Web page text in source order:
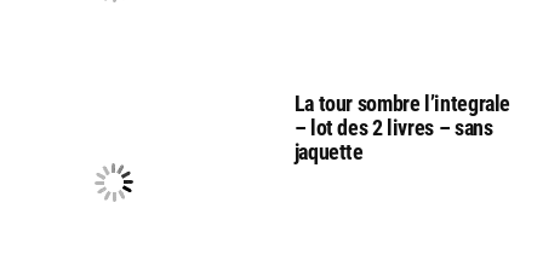
La tour sombre l’integrale
– lot des 2 livres – sans
jaquette